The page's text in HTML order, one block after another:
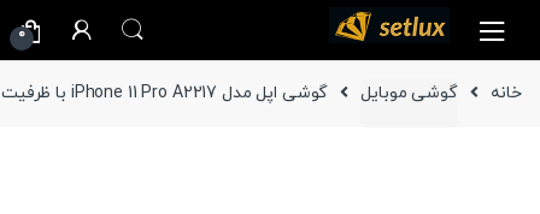
navigation
content
0
خانه گوشی موبایل گوشی اپل مدل iPhone 11 Pro A2217 با ظرفیت 256 گیگابایت